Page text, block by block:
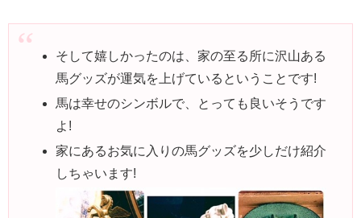
そして嬉しかったのは、家の至る所に沢山ある
馬グッズが運気を上げているということです!
馬は幸せのシンボルで、とっても良いそうです
よ!
家にあるお気に入りの馬グッズを少しだけ紹介
しちゃいます!